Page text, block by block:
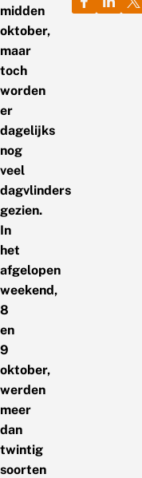
midden
oktober,
maar
toch
worden
er
dagelijks
nog
veel
dagvlinders
gezien.
In
het
afgelopen
weekend,
8
en
9
oktober,
werden
meer
dan
twintig
soorten